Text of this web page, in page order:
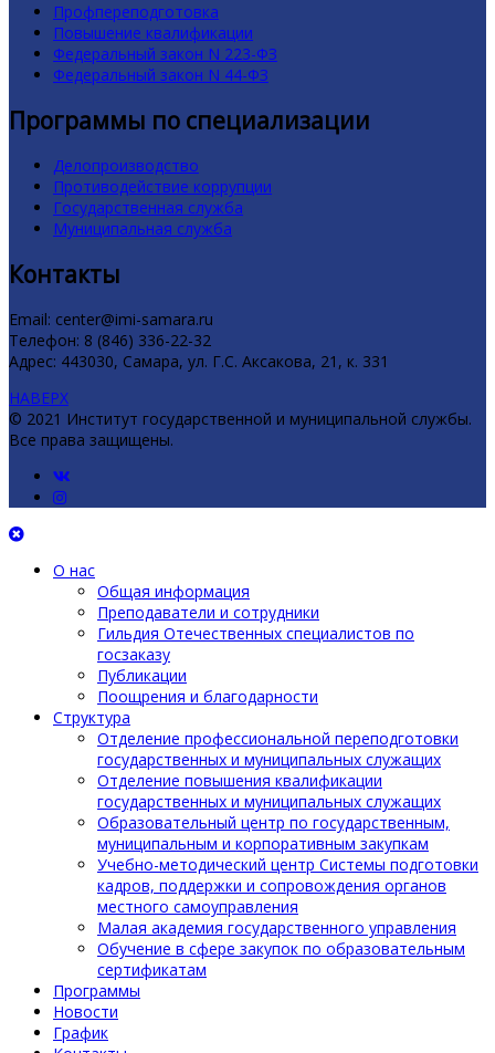
Профпереподготовка
Повышение квалификации
Федеральный закон N 223-ФЗ
Федеральный закон N 44-ФЗ
Программы по специализации
Делопроизводство
Противодействие коррупции
Государственная служба
Муниципальная служба
Контакты
Email: center@imi-samara.ru
Телефон: 8 (846) 336-22-32
Адрес: 443030, Самара, ул. Г.С. Аксакова, 21, к. 331
НАВЕРХ
© 2021 Институт государственной и муниципальной службы.
Все права защищены.
О нас
Общая информация
Преподаватели и сотрудники
Гильдия Отечественных специалистов по
госзаказу
Публикации
Поощрения и благодарности
Структура
Отделение профессиональной переподготовки
государственных и муниципальных служащих
Отделение повышения квалификации
государственных и муниципальных служащих
Образовательный центр по государственным,
муниципальным и корпоративным закупкам
Учебно-методический центр Системы подготовки
кадров, поддержки и сопровождения органов
местного самоуправления
Малая академия государственного управления
Обучение в сфере закупок по образовательным
сертификатам
Программы
Новости
График